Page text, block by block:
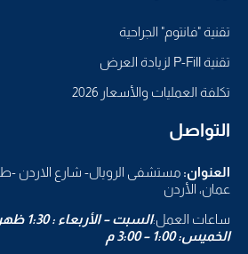
تقنية "فانتوم" الجراحية
تقنية P-Fill لزيادة العرض
تكلفة العمليات والأسعار 2026
التواصل
العنوان: مستشفى الرويال- شارع الاردن -ط٣,
عمان، الأردن
ساعات العمل:السبت – الأربعاء : 1:30 ظهرا – 5:00 م
الخميس: 1:00 – 3:00 م